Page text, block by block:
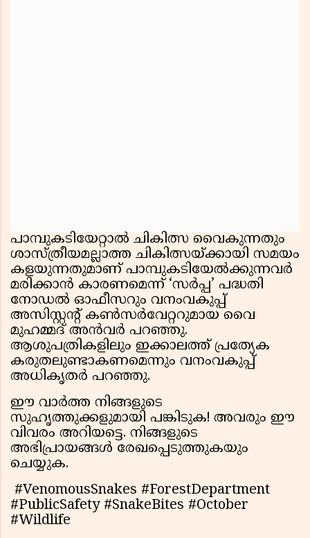
പാമ്പുകടിയേറ്റാല്‍ ചികിത്സ വൈകുന്നതും
ശാസ്ത്രീയമല്ലാത്ത ചികിത്സയ്ക്കായി സമയം
കളയുന്നതുമാണ് പാമ്പുകടിയേല്‍ക്കുന്നവര്‍
മരിക്കാന്‍ കാരണമെന്ന് ‘സര്‍പ്പ’ പദ്ധതി
നോഡല്‍ ഓഫീസറും വനംവകുപ്പ്
അസിസ്റ്റന്റ് കണ്‍സര്‍വേറ്ററുമായ വൈ
മുഹമ്മദ് അന്‍വര്‍ പറഞ്ഞു.
ആശുപത്രികളിലും ഇക്കാലത്ത് പ്രത്യേക
കരുതലുണ്ടാകണമെന്നും വനംവകുപ്പ്
അധികൃതര്‍ പറഞ്ഞു.
ഈ വാർത്ത നിങ്ങളുടെ
സുഹൃത്തുക്കളുമായി പങ്കിടുക! അവരും ഈ
വിവരം അറിയട്ടെ. നിങ്ങളുടെ
അഭിപ്രായങ്ങൾ രേഖപ്പെടുത്തുകയും
ചെയ്യുക.
#VenomousSnakes #ForestDepartment
#PublicSafety #SnakeBites #October
#Wildlife